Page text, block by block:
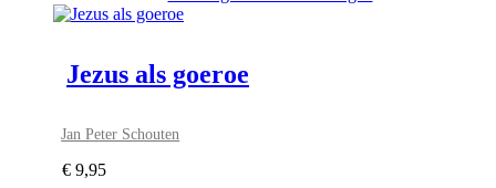
Jezus als goeroe
Jan Peter Schouten
€ 9,95